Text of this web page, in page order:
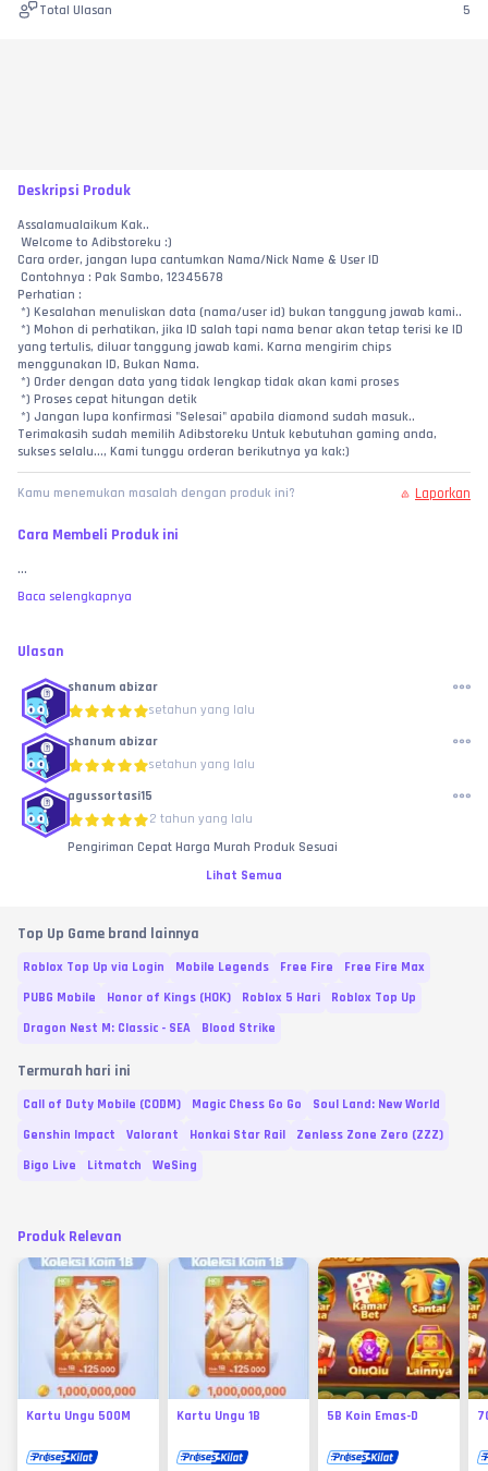
Total Ulasan 5
Deskripsi Produk
Assalamualaikum Kak..
Welcome to Adibstoreku :)
Cara order, jangan lupa cantumkan Nama/Nick Name & User ID
Contohnya : Pak Sambo, 12345678
Perhatian :
*) Kesalahan menuliskan data (nama/user id) bukan tanggung jawab kami..
*) Mohon di perhatikan, jika ID salah tapi nama benar akan tetap terisi ke ID
yang tertulis, diluar tanggung jawab kami. Karna mengirim chips
menggunakan ID, Bukan Nama.
*) Order dengan data yang tidak lengkap tidak akan kami proses
*) Proses cepat hitungan detik
*) Jangan lupa konfirmasi "Selesai" apabila diamond sudah masuk..
Terimakasih sudah memilih Adibstoreku Untuk kebutuhan gaming anda,
sukses selalu..., Kami tunggu orderan berikutnya ya kak:)
Kamu menemukan masalah dengan produk ini? Laporkan
Cara Membeli Produk ini
...
Baca selengkapnya
Ulasan
shanum abizar
setahun yang lalu
shanum abizar
setahun yang lalu
agussortasi15
2 tahun yang lalu
Pengiriman Cepat Harga Murah Produk Sesuai
Lihat Semua
Top Up Game brand lainnya
Roblox Top Up via Login Mobile Legends Free Fire
Free Fire Max
PUBG Mobile
Honor of Kings (HOK) Roblox 5 Hari
Roblox Top Up
Dragon Nest M: Classic - SEA
Blood Strike
Termurah hari ini
Call of Duty Mobile (CODM) Magic Chess Go Go
Soul Land: New World
Genshin Impact
Valorant Honkai Star Rail
Zenless Zone Zero (ZZZ)
Bigo Live
Litmatch WeSing
Produk Relevan
Kartu Ungu 500M Kartu Ungu 1B 5B Koin Emas-D